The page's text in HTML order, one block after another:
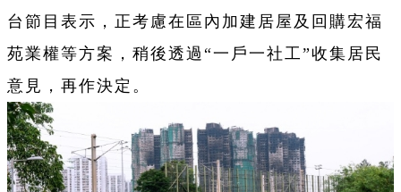
台節目表示，正考慮在區內加建居屋及回購宏福
苑業權等方案，稍後透過“一戶一社工”收集居民
意見，再作決定。